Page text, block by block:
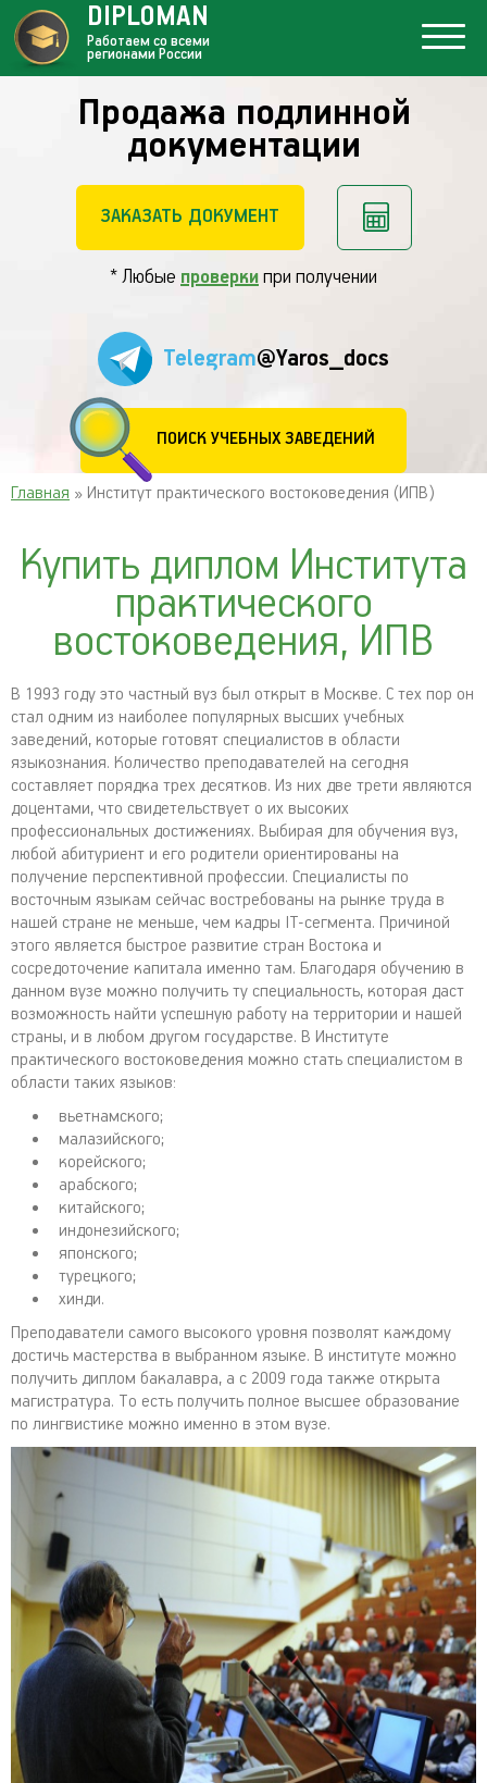
Продажа подлинной
документации
ЗАКАЗАТЬ ДОКУМЕНТ
* Любые проверки при получении
Telegram@Yaros_docs
ПОИСК УЧЕБНЫХ ЗАВЕДЕНИЙ
DIPLOMAN
Работаем со всеми
регионами России
Главная » Институт практического востоковедения (ИПВ)
Купить диплом Института
практического
востоковедения, ИПВ
В 1993 году это частный вуз был открыт в Москве. С тех пор он
стал одним из наиболее популярных высших учебных
заведений, которые готовят специалистов в области
языкознания. Количество преподавателей на сегодня
составляет порядка трех десятков. Из них две трети являются
доцентами, что свидетельствует о их высоких
профессиональных достижениях. Выбирая для обучения вуз,
любой абитуриент и его родители ориентированы на
получение перспективной профессии. Специалисты по
восточным языкам сейчас востребованы на рынке труда в
нашей стране не меньше, чем кадры IT-сегмента. Причиной
этого является быстрое развитие стран Востока и
сосредоточение капитала именно там. Благодаря обучению в
данном вузе можно получить ту специальность, которая даст
возможность найти успешную работу на территории и нашей
страны, и в любом другом государстве. В Институте
практического востоковедения можно стать специалистом в
области таких языков:
вьетнамского;
малазийского;
корейского;
арабского;
китайского;
индонезийского;
японского;
турецкого;
хинди.
Преподаватели самого высокого уровня позволят каждому
достичь мастерства в выбранном языке. В институте можно
получить диплом бакалавра, а с 2009 года также открыта
магистратура. То есть получить полное высшее образование
по лингвистике можно именно в этом вузе.